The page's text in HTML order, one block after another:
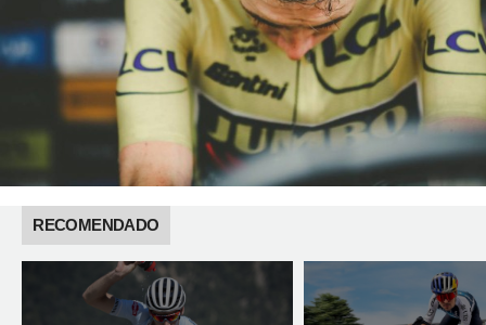
RECOMENDADO